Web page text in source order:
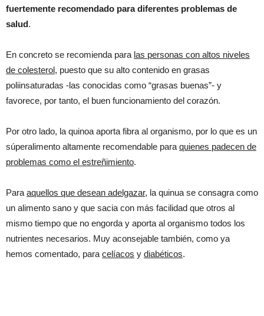
fuertemente recomendado para diferentes problemas de
salud.
En concreto se recomienda para las personas con altos niveles
de colesterol, puesto que su alto contenido en grasas
poliinsaturadas -las conocidas como “grasas buenas”- y
favorece, por tanto, el buen funcionamiento del corazón.
Por otro lado, la quinoa aporta fibra al organismo, por lo que es un
súperalimento altamente recomendable para quienes padecen de
problemas como el estreñimiento.
Para aquellos que desean adelgazar, la quinua se consagra como
un alimento sano y que sacia con más facilidad que otros al
mismo tiempo que no engorda y aporta al organismo todos los
nutrientes necesarios. Muy aconsejable también, como ya
hemos comentado, para celíacos y diabéticos.